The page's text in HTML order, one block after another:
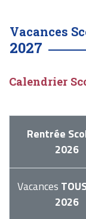
Vacances
2027
Calendrier
Rentrée
2026
Vacances
2026